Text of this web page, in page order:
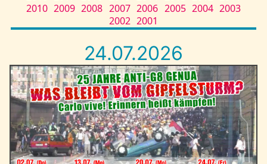
Archiv
Links
Kontakt
2010 2009 2008 2007 2006 2005 2004 2003
2002 2001
24.07.2026